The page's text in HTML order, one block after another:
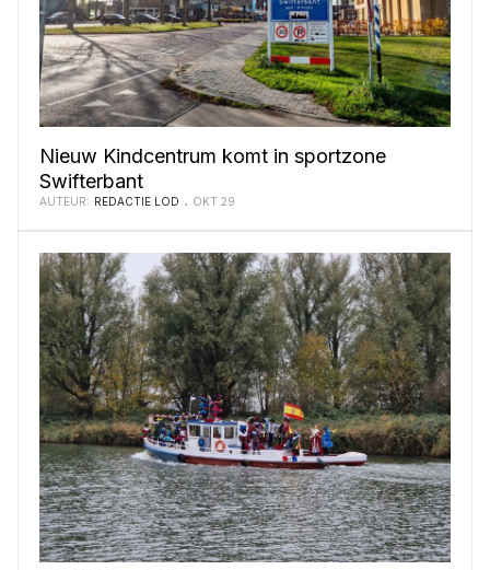
Nieuw Kindcentrum komt in sportzone
Swifterbant
AUTEUR: REDACTIE LOD OKT 29